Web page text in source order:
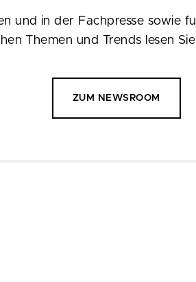
und in der Fachpresse sowie
Themen und Trends lesen
ZUM NEWSROOM